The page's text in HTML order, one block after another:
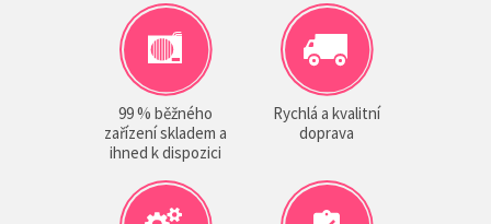
99 % běžného
zařízení skladem a
ihned k dispozici
Rychlá a kvalitní
doprava